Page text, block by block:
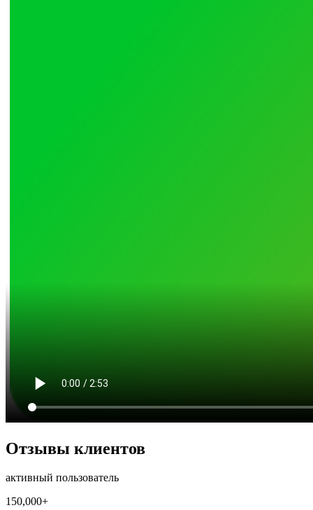
Отзывы клиентов
активный пользователь
150,000+